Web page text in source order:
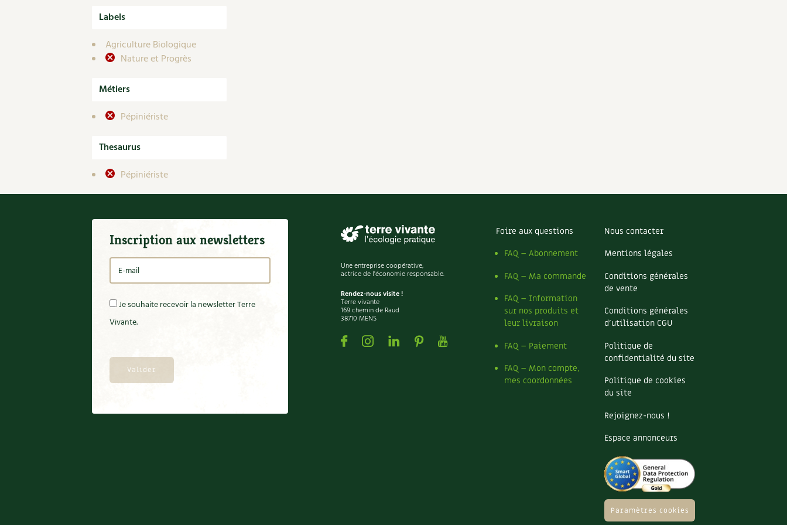
Labels
Agriculture Biologique
Nature et Progrès
Métiers
Pépiniériste
Thesaurus
Pépiniériste
Inscription aux newsletters
Je souhaite recevoir la newsletter Terre
Vivante.
Une entreprise coopérative,
actrice de l'économie responsable.
Rendez-nous visite !
Terre vivante
169 chemin de Raud
38710 MENS
FacebookInstagramLinkedin
PinterestYoutube
Foire aux questions
FAQ – Abonnement
FAQ – Ma commande
FAQ – Information
sur nos produits et
leur livraison
FAQ – Paiement
FAQ – Mon compte,
mes coordonnées
Nous contacter
Mentions légales
Conditions générales
de vente
Conditions générales
d’utilisation CGU
Politique de
confidentialité du site
Politique de cookies
du site
Rejoignez-nous !
Espace annonceurs
Paramètres cookies